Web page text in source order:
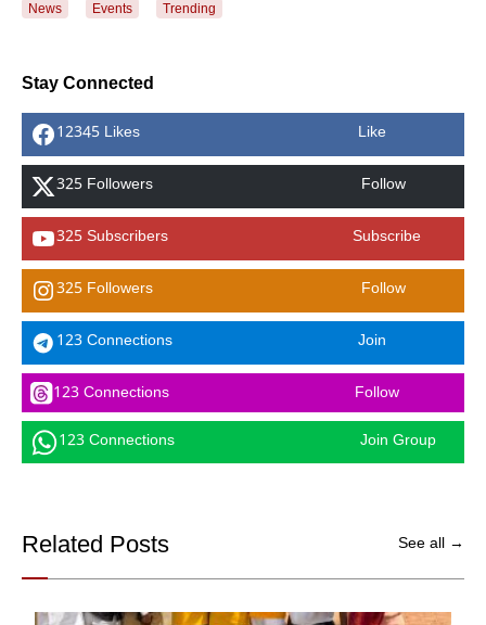
News Events Trending
Stay Connected
12345 Likes Like
325 Followers Follow
325 Subscribers Subscribe
325 Followers Follow
123 Connections Join
123 Connections Follow
123 Connections Join Group
Related Posts See all →